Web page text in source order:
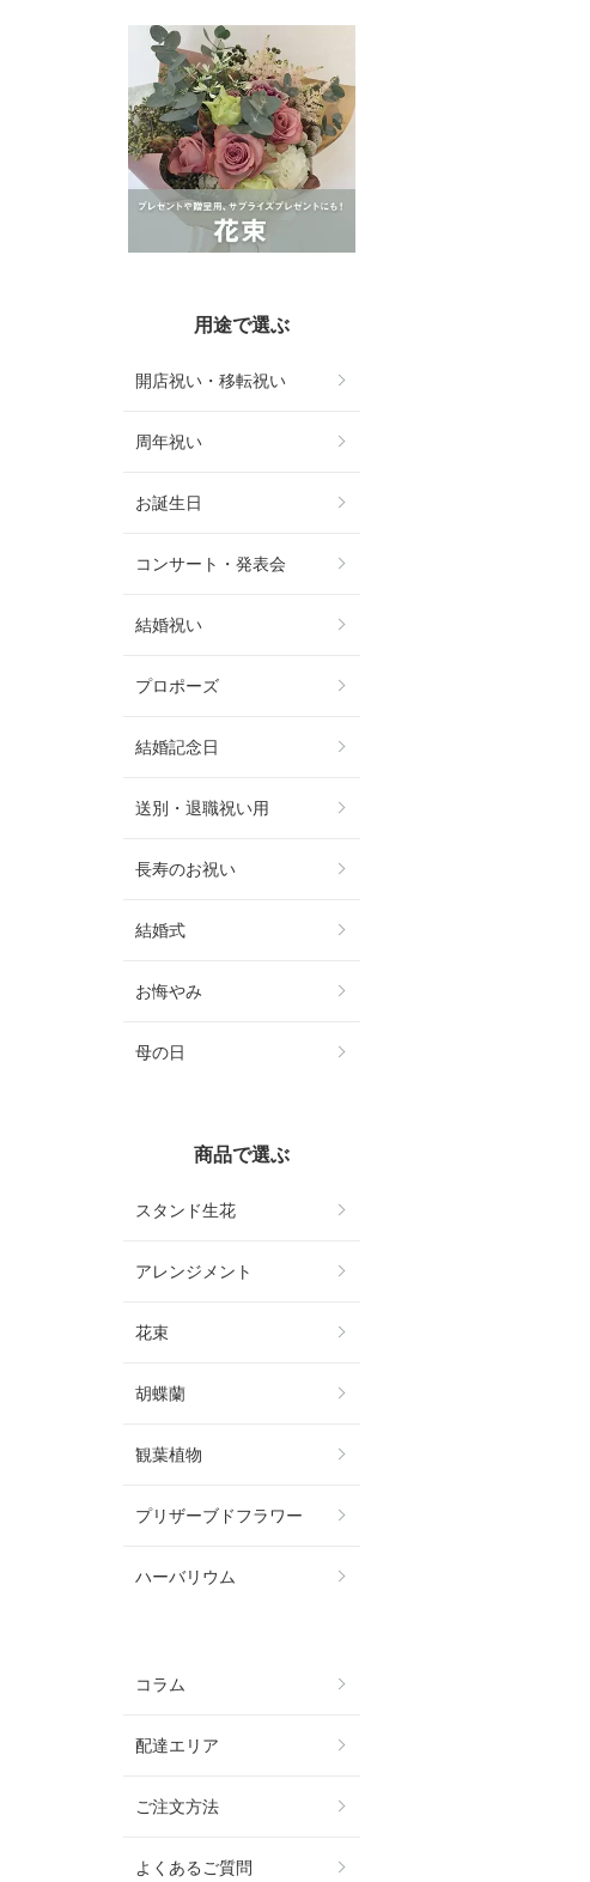
用途で選ぶ
開店祝い・移転祝い
周年祝い
お誕生日
コンサート・発表会
結婚祝い
プロポーズ
結婚記念日
送別・退職祝い用
長寿のお祝い
結婚式
お悔やみ
母の日
商品で選ぶ
スタンド生花
アレンジメント
花束
胡蝶蘭
観葉植物
プリザーブドフラワー
ハーバリウム
コラム
配達エリア
ご注文方法
よくあるご質問